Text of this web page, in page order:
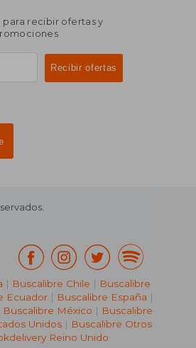
para recibir ofertas y
| Buscalibre Chile | Buscalibre
Ecuador | Buscalibre España |
Buscalibre México | Buscalibre
Unidos| Buscalibre Otros
Reino Unido